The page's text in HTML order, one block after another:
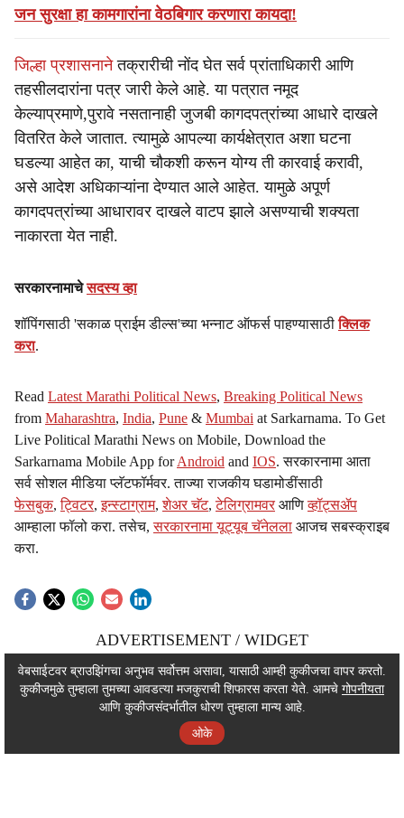
जन सुरक्षा हा कामगारांना वेठबिगार करणारा कायदा!
जिल्हा प्रशासनानेतक्रारीची नोंद घेत सर्व प्रांताधिकारी आणि
तहसीलदारांना पत्र जारी केले आहे. या पत्रात नमूद
केल्याप्रमाणे,पुरावे नसतानाही जुजबी कागदपत्रांच्या आधारे दाखले
वितरित केले जातात. त्यामुळे आपल्या कार्यक्षेत्रात अशा घटना
घडल्या आहेत का, याची चौकशी करून योग्य ती कारवाई करावी,
असे आदेश अधिकाऱ्यांना देण्यात आले आहेत. यामुळे अपूर्ण
कागदपत्रांच्या आधारावर दाखले वाटप झाले असण्याची शक्यता
नाकारता येत नाही.
सरकारनामाचेसदस्य व्हा
शॉपिंगसाठी 'सकाळ प्राईम डील्स'च्या भन्नाट ऑफर्स पाहण्यासाठीक्लिक
करा.
Read Latest Marathi Political News, Breaking Political News
from Maharashtra, India, Pune & Mumbai at Sarkarnama. To Get
Live Political Marathi News on Mobile, Download the
Sarkarnama Mobile App forAndroid and IOS. सरकारनामा आता
सर्व सोशल मीडिया प्लॅटफॉर्मवर. ताज्या राजकीय घडामोडींसाठी
फेसबुक,ट्विटर,इन्स्टाग्राम,शेअर चॅट,टेलिग्रामवर आणिव्हॉट्सॲप
आम्हाला फॉलो करा. तसेच,सरकारनामा यूट्यूब चॅनेलला आजच सबस्क्राइब
करा.
ADVERTISEMENT / WIDGET
ADVERTISEMENT / WIDGET
ADVERTISEMENT / WIDGET
वेबसाईटवर ब्राउझिंगचा अनुभव सर्वोत्तम असावा, यासाठी आम्ही कुकीजचा वापर करतो.
कुकीजमुळे तुम्हाला तुमच्या आवडत्या मजकुराची शिफारस करता येते. आमचे गोपनीयता
आणि कुकीजसंदर्भातील धोरण तुम्हाला मान्य आहे.
ओके